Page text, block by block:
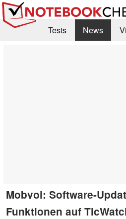
Tests News
Mobvoi: Software-
Funktionen auf